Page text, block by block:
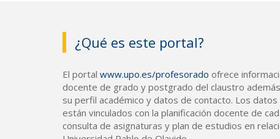
¿Qué es este portal?
El portal www.upo.es/profesorado ofrece
docente de grado y postgrado del claustro
su perfil académico y datos de contacto. Los
están vinculados con la planificación docente de
consulta de asignaturas y plan de estudios en